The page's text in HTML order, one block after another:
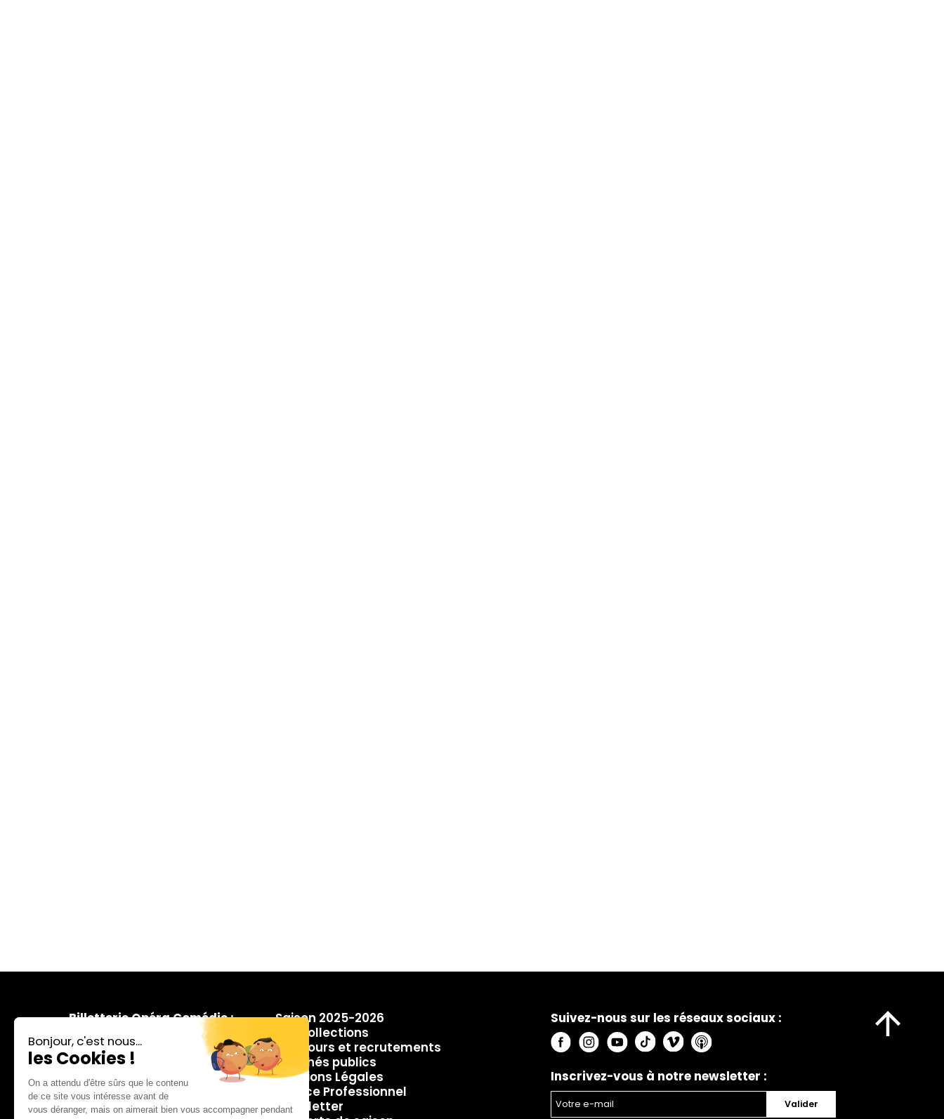
Billetterie Opéra Comédie :
Place de la Comédie
du mardi au samedi
de 10h à 13h
et de 14h à 18h
Téléphone :
Saison 2025-2026
Les Collections
Concours et recrutements
Marchés publics
Mentions Légales
Espace Professionnel
Newsletter
Suivez-nous sur les réseaux sociaux :
Inscrivez-vous à notre newsletter :